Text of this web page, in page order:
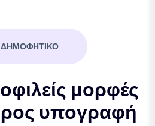
ΔΗΜΟΦΗΤΙΚΟ
μορφές
υπογραφή